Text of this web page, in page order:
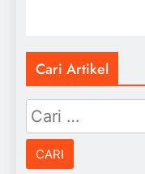
Cari Artikel
Cari
untuk: